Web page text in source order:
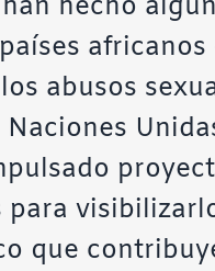
hecho
abusos
que